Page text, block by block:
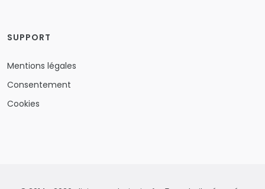
SUPPORT
Mentions légales
Consentement
Cookies